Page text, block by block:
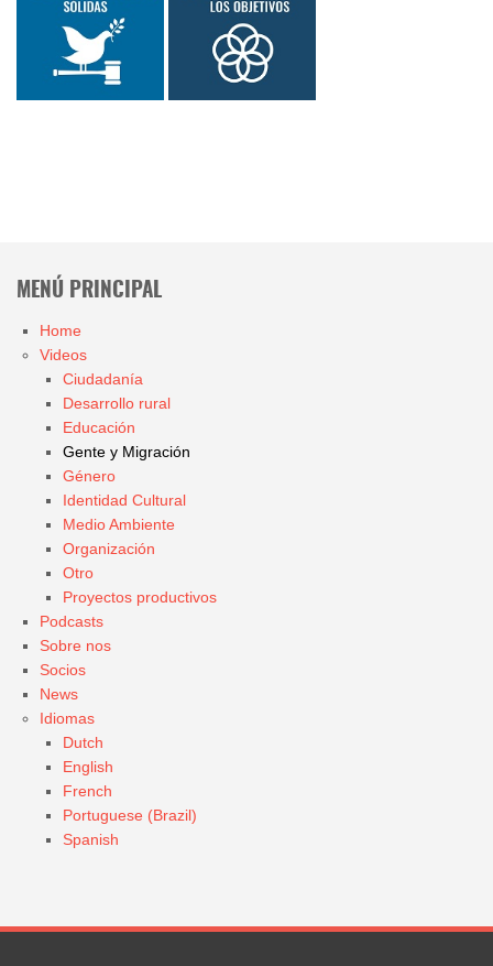
MENÚ PRINCIPAL
Home
Videos
Ciudadanía
Desarrollo rural
Educación
Gente y Migración
Género
Identidad Cultural
Medio Ambiente
Organización
Otro
Proyectos productivos
Podcasts
Sobre nos
Socios
News
Idiomas
Dutch
English
French
Portuguese (Brazil)
Spanish